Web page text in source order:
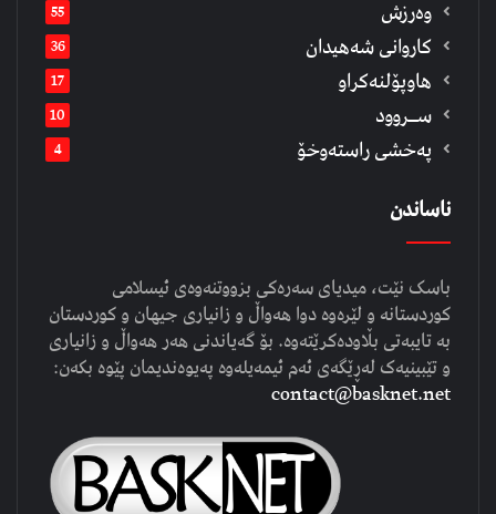
وەرزش 55
كاروانی شەهیدان 36
هاوپۆلنەكراو 17
ســروود 10
په‌خشی راسته‌وخۆ 4
ناساندن
باسک نێت، میدیای سەرەکی بزووتنەوەی ئیسلامی
کوردستانە و لێرەوە دوا هەواڵ و زانیاری جیهان و کوردستان
بە تایبەتی بڵاودەکرێتەوە. بۆ گەیاندنی هەر هەواڵ و زانیاری
و تێبینیەک لەڕێگەی ئەم ئیمەیلەوە پەیوەندیمان پێوە بکەن:
contact@basknet.net